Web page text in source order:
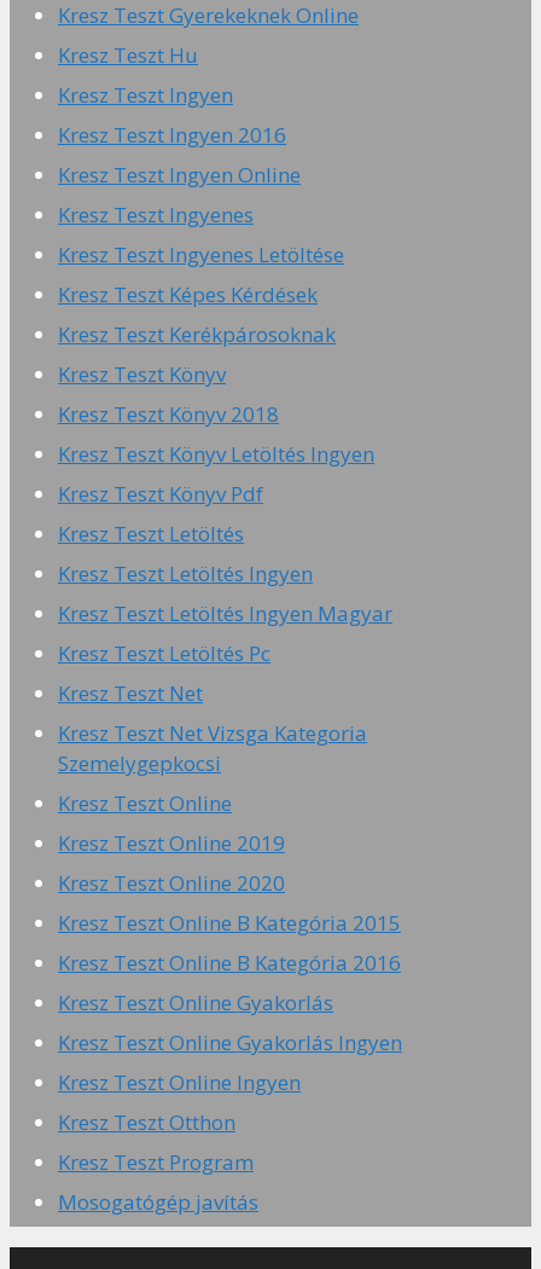
Kresz Teszt Gyerekeknek Online
Kresz Teszt Hu
Kresz Teszt Ingyen
Kresz Teszt Ingyen 2016
Kresz Teszt Ingyen Online
Kresz Teszt Ingyenes
Kresz Teszt Ingyenes Letöltése
Kresz Teszt Képes Kérdések
Kresz Teszt Kerékpárosoknak
Kresz Teszt Könyv
Kresz Teszt Könyv 2018
Kresz Teszt Könyv Letöltés Ingyen
Kresz Teszt Könyv Pdf
Kresz Teszt Letöltés
Kresz Teszt Letöltés Ingyen
Kresz Teszt Letöltés Ingyen Magyar
Kresz Teszt Letöltés Pc
Kresz Teszt Net
Kresz Teszt Net Vizsga Kategoria
Szemelygepkocsi
Kresz Teszt Online
Kresz Teszt Online 2019
Kresz Teszt Online 2020
Kresz Teszt Online B Kategória 2015
Kresz Teszt Online B Kategória 2016
Kresz Teszt Online Gyakorlás
Kresz Teszt Online Gyakorlás Ingyen
Kresz Teszt Online Ingyen
Kresz Teszt Otthon
Kresz Teszt Program
Mosogatógép javítás